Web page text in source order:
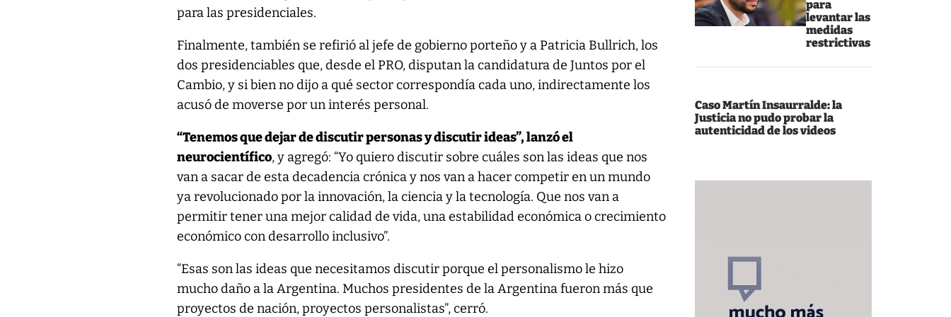
para
levantar las
medidas
restrictivas
Caso Martín Insaurralde: la
Justicia no pudo probar la
autenticidad de los videos
para las presidenciales.
Finalmente, también se refirió al jefe de gobierno porteño y a Patricia Bullrich, los
dos presidenciables que, desde el PRO, disputan la candidatura de Juntos por el
Cambio, y si bien no dijo a qué sector correspondía cada uno, indirectamente los
acusó de moverse por un interés personal.
“Tenemos que dejar de discutir personas y discutir ideas”, lanzó el
neurocientífico, y agregó: “Yo quiero discutir sobre cuáles son las ideas que nos
van a sacar de esta decadencia crónica y nos van a hacer competir en un mundo
ya revolucionado por la innovación, la ciencia y la tecnología. Que nos van a
permitir tener una mejor calidad de vida, una estabilidad económica o crecimiento
económico con desarrollo inclusivo”.
“Esas son las ideas que necesitamos discutir porque el personalismo le hizo
mucho daño a la Argentina. Muchos presidentes de la Argentina fueron más que
proyectos de nación, proyectos personalistas”, cerró.